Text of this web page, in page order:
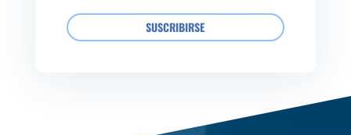
SUSCRIBIRSE